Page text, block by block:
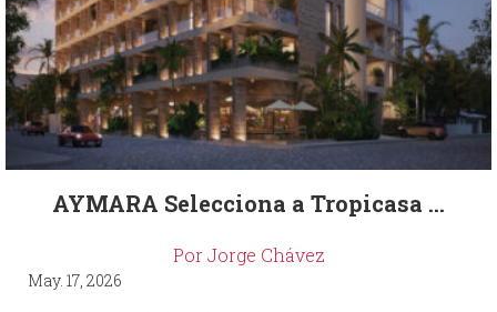
AYMARA Selecciona a Tropicasa ...
Por Jorge Chávez
May. 17, 2026